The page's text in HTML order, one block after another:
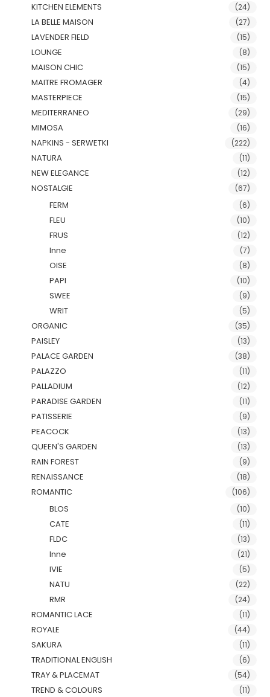
KITCHEN ELEMENTS (24)
LA BELLE MAISON (27)
LAVENDER FIELD (15)
LOUNGE (8)
MAISON CHIC (15)
MAITRE FROMAGER (4)
MASTERPIECE (15)
MEDITERRANEO (29)
MIMOSA (16)
NAPKINS - SERWETKI (222)
NATURA (11)
NEW ELEGANCE (12)
NOSTALGIE (67)
FERM (6)
FLEU (10)
FRUS (12)
Inne (7)
OISE (8)
PAPI (10)
SWEE (9)
WRIT (5)
ORGANIC (35)
PAISLEY (13)
PALACE GARDEN (38)
PALAZZO (11)
PALLADIUM (12)
PARADISE GARDEN (11)
PATISSERIE (9)
PEACOCK (13)
QUEEN'S GARDEN (13)
RAIN FOREST (9)
RENAISSANCE (18)
ROMANTIC (106)
BLOS (10)
CATE (11)
FLDC (13)
Inne (21)
IVIE (5)
NATU (22)
RMR (24)
ROMANTIC LACE (11)
ROYALE (44)
SAKURA (11)
TRADITIONAL ENGLISH (6)
TRAY & PLACEMAT (54)
TREND & COLOURS (11)